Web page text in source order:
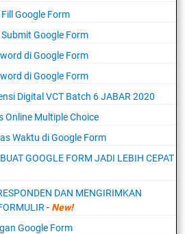
Google Form
Google Form
di Google Form
di Google Form
Digital VCT Batch 6 JABAR 2020
Online Multiple Choice
Waktu di Google Form
GOOGLE FORM JADI LEBIH CEPAT
DAN MENGIRIMKAN
- New!
Google Form